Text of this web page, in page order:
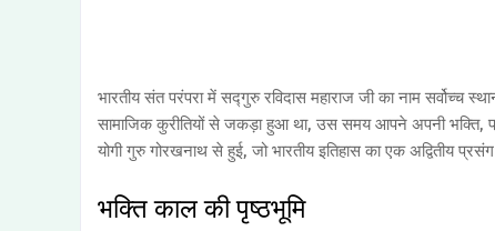
भारतीय संत परंपरा में सद्गुरु रविदास महाराज जी का नाम सर्वोच्च
सामाजिक कुरीतियों से जकड़ा हुआ था, उस समय आपने अपनी भक्ति,
योगी गुरु गोरखनाथ से हुई, जो भारतीय इतिहास का एक अद्वितीय
भक्ति काल की पृष्ठभूमि